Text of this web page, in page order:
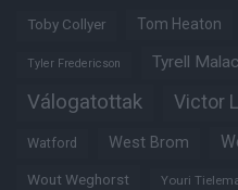
Toby Collyer Tom Heaton
Tyler Fredericson Tyrell
Válogatottak Victor
Watford West Brom
Wout Weghorst Youri